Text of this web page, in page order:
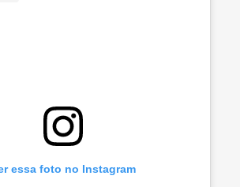
essa foto no Instagram